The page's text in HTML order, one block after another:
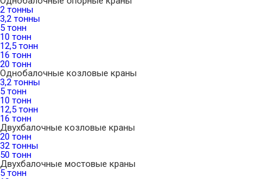
2 тонны
3,2 тонны
5 тонн
10 тонн
12,5 тонн
16 тонн
20 тонн
Однобалочные козловые краны
3,2 тонны
5 тонн
10 тонн
12,5 тонн
16 тонн
Двухбалочные козловые краны
20 тонн
32 тонны
50 тонн
Двухбалочные мостовые краны
5 тонн